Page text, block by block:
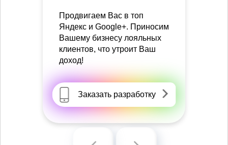
Продвигаем Вас в топ
Яндекс и Google+. Приносим
Вашему бизнесу лояльных
клиентов, что утроит Ваш
доход!
Заказать разработку